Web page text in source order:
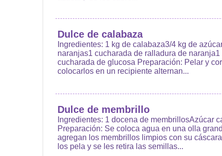
Dulce de calabaza
Ingredientes: 1 kg de calabaza3/4 kg de
naranjas1 cucharada de ralladura de
cucharada de glucosa Preparación: Pelar y
colocarlos en un recipiente alternan...
Dulce de membrillo
Ingredientes: 1 docena de membrillosAzúcar
Preparación: Se coloca agua en una olla
agregan los membrillos limpios con su
los pela y se les retira las semillas...